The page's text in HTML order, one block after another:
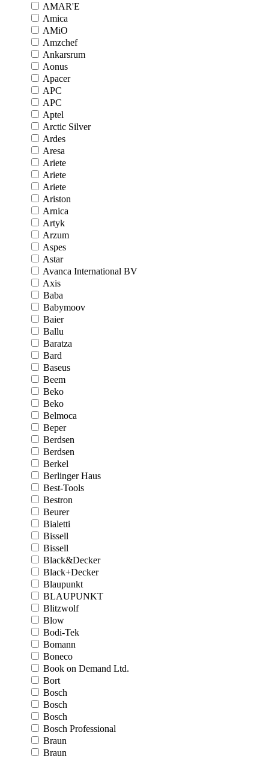
AMAR'E
Amica
AMiO
Amzchef
Ankarsrum
Aonus
Apacer
APC
APC
Aptel
Arctic Silver
Ardes
Aresa
Ariete
Ariete
Ariete
Ariston
Arnica
Artyk
Arzum
Aspes
Astar
Avanca International BV
Axis
Baba
Babymoov
Baier
Ballu
Baratza
Bard
Baseus
Beem
Beko
Beko
Belmoca
Beper
Berdsen
Berdsen
Berkel
Berlinger Haus
Best-Tools
Bestron
Beurer
Bialetti
Bissell
Bissell
Black&Decker
Black+Decker
Blaupunkt
BLAUPUNKT
Blitzwolf
Blow
Bodi-Tek
Bomann
Boneco
Book on Demand Ltd.
Bort
Bosch
Bosch
Bosch
Bosch Professional
Braun
Braun